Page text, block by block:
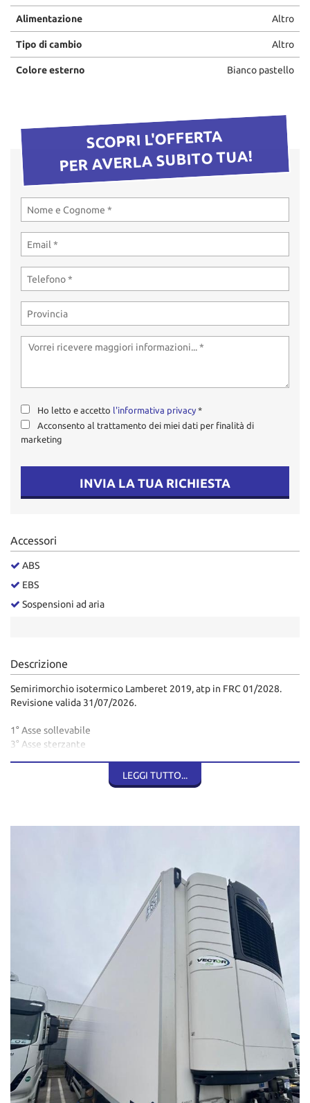
Alimentazione Altro
Tipo di cambio Altro
Colore esterno Bianco pastello
SCOPRI L'OFFERTA
PER AVERLA SUBITO TUA!
Ho letto e accetto l'informativa privacy *
Acconsento al trattamento dei miei dati per finalità di
marketing
INVIA LA TUA RICHIESTA
Accessori
ABS
EBS
Sospensioni ad aria
Descrizione
Semirimorchio isotermico Lamberet 2019, atp in FRC 01/2028.
Revisione valida 31/07/2026.
1° Asse sollevabile
3° Asse sterzante
Paratia e doppia temperatura con doppio termoregistratore
Sponda Dhollandia 30 qli
LEGGI TUTTO...